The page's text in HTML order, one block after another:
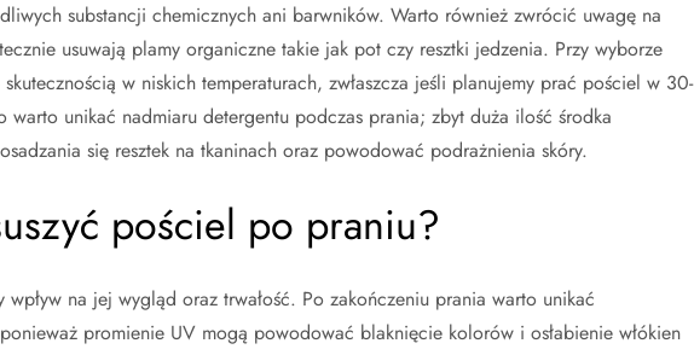
substancji chemicznych ani barwników. Warto również zwrócić uwagę na
usuwają plamy organiczne takie jak pot czy resztki jedzenia. Przy wyborze
w niskich temperaturach, zwłaszcza jeśli planujemy prać pościel w 30-
unikać nadmiaru detergentu podczas prania; zbyt duża ilość środka
się resztek na tkaninach oraz powodować podrażnienia skóry.
pościel po praniu?
na jej wygląd oraz trwałość. Po zakończeniu prania warto unikać
ponieważ promienie UV mogą powodować blaknięcie kolorów i osłabienie włókien